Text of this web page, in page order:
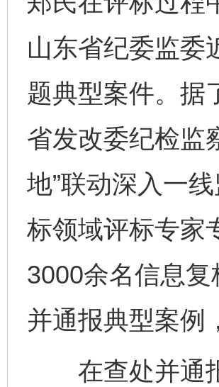
山东省纪委监委
题典型案件。据
省发改委纪检监
地”联动深入一
标领域评标专家
3000余名信息
并通报典型案例
在查处并通报